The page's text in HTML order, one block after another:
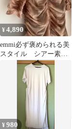
¥4,890
emmi必ず褒められる美
スタイル シアー素材
半袖 ロングワンピース
¥980